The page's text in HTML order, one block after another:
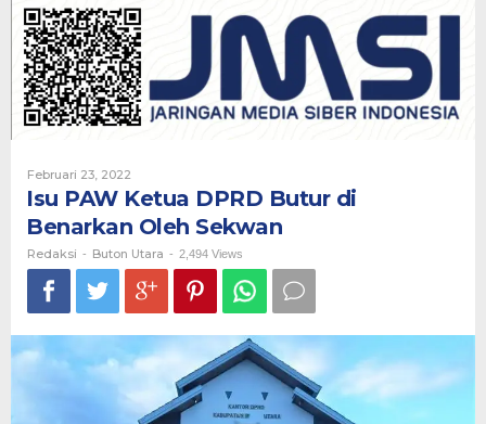
Butur
Benarkan
Sekwan
Februari 23, 2022
Isu PAW Ketua DPRD Butur di
Benarkan Oleh Sekwan
Redaksi - Buton Utara - 2,494 Views